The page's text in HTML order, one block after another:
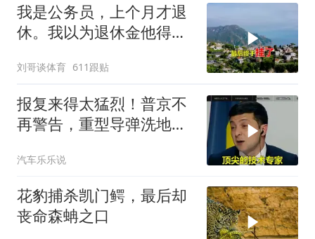
我是公务员，上个月才退
休。我以为退休金他得有
刘哥谈体育 611跟贴
报复来得太猛烈！普京不
再警告，重型导弹洗地，
汽车乐乐说
花豹捕杀凯门鳄，最后却
丧命森蚺之口